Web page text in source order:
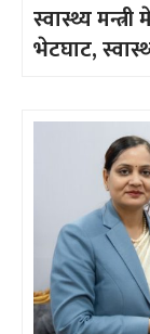
स्वास्थ्य
भेटघाट,